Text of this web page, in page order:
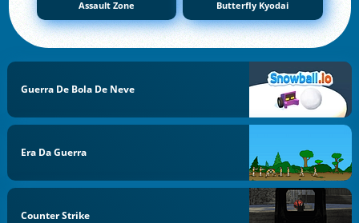
Assault Zone Butterfly Kyodai
Guerra De Bola De Neve
Era Da Guerra
Counter Strike